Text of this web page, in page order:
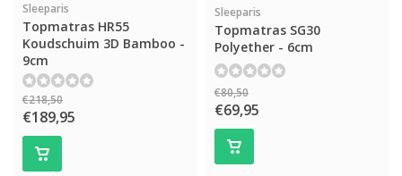
Sleeparis
Topmatras HR55
Koudschuim 3D Bamboo -
9cm
€218,50
€189,95
Sleeparis
Topmatras SG30
Polyether - 6cm
€80,50
€69,95